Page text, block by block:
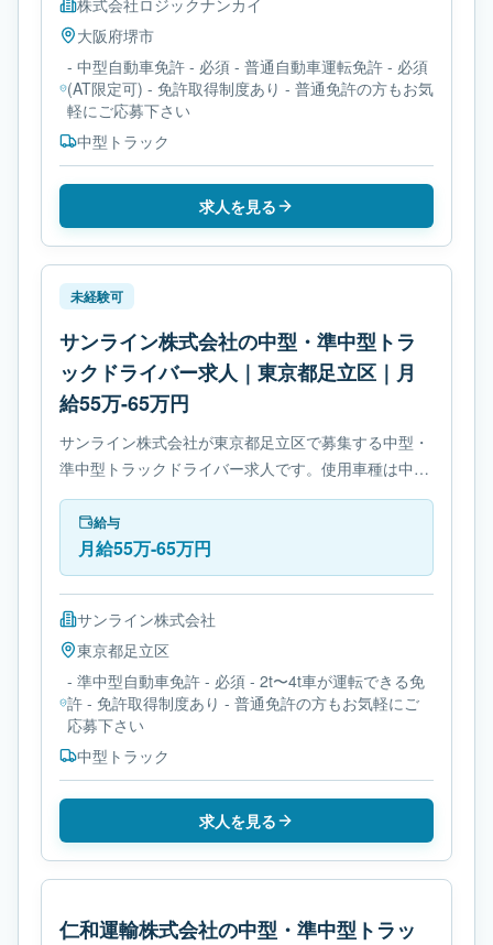
株式会社ロジックナンカイ
大阪府堺市
- 中型自動車免許 - 必須 - 普通自動車運転免許 - 必須
(AT限定可) - 免許取得制度あり - 普通免許の方もお気
軽にご応募下さい
中型トラック
求人を見る
未経験可
サンライン株式会社の中型・準中型トラ
ックドライバー求人｜東京都足立区｜月
給55万-65万円
サンライン株式会社が東京都足立区で募集する中型・
準中型トラックドライバー求人です。使用車種は中型
トラックです。勤務時間は- 変形労働時間制です。必
要免許は- 準中型自動車免許です。
給与
月給55万-65万円
サンライン株式会社
東京都足立区
- 準中型自動車免許 - 必須 - 2t〜4t車が運転できる免
許 - 免許取得制度あり - 普通免許の方もお気軽にご
応募下さい
中型トラック
求人を見る
仁和運輸株式会社の中型・準中型トラッ